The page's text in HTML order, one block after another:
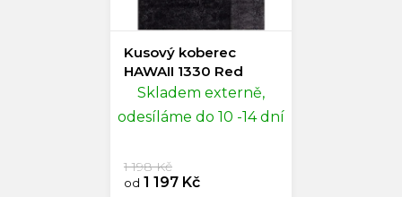
Kusový koberec
HAWAII 1330 Red
Skladem externě,
odesíláme do 10 -14 dní
od 1 197 Kč
1 198 Kč